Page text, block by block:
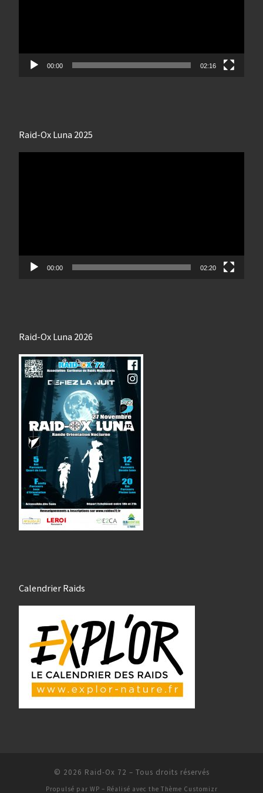
00:00 02:16
Raid-Ox Luna 2025
00:00 02:20
Raid-Ox Luna 2026
Calendrier Raids
© 2026 Raid-Ox 72 – Tous droits réservés
Propulsé par WP – Réalisé avec the Thème Customizr